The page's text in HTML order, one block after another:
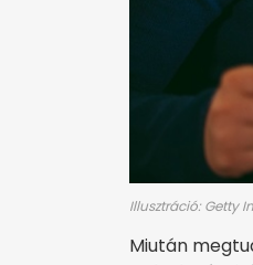
Illusztráció: Getty
Miután